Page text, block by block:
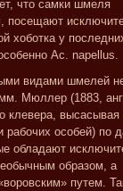
что самки шмеля
посещают
хоботка у
Ac. napellus.
видами шмелей
мм. Мюллер (1883,
клевера, высасывая
рабочих особей) по
обладают
образом, а
путем.